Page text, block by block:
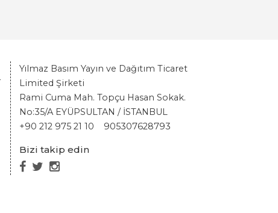
Yılmaz Basım Yayın ve Dağıtım Ticaret
Limited Şirketi
Rami Cuma Mah. Topçu Hasan Sokak.
No:35/A EYÜPSULTAN / İSTANBUL
+90 212 975 21 10
905307628793
Bizi takip edin